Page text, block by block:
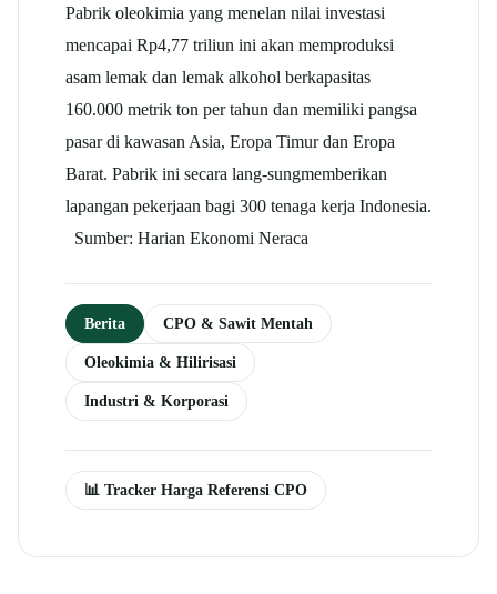
Pabrik oleokimia yang menelan nilai investasi
mencapai Rp4,77 triliun ini akan memproduksi
asam lemak dan lemak alkohol berkapasitas
160.000 metrik ton per tahun dan memiliki pangsa
pasar di kawasan Asia, Eropa Timur dan Eropa
Barat. Pabrik ini secara lang-sungmemberikan
lapangan pekerjaan bagi 300 tenaga kerja Indonesia.
Sumber: Harian Ekonomi Neraca
Berita CPO & Sawit Mentah
Oleokimia & Hilirisasi
Industri & Korporasi
📊 Tracker Harga Referensi CPO